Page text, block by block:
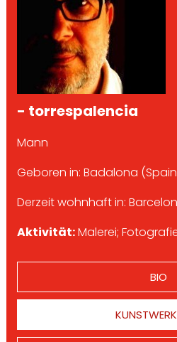
- torrespalencia
Mann
Geboren in: Badalona
Derzeit wohnhaft in:
Aktivität:Malerei;
BIO